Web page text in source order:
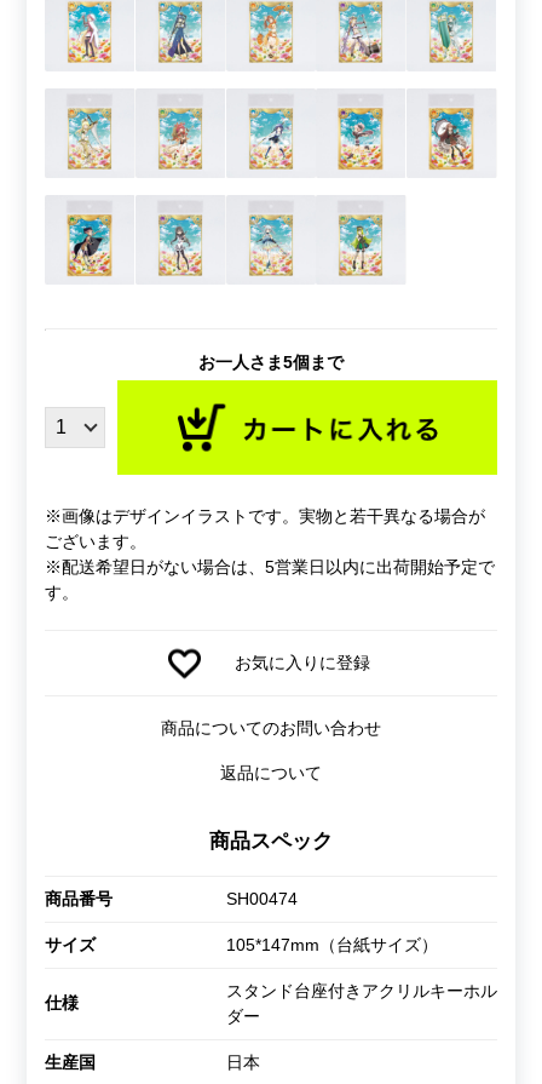
お一人さま5個まで
※画像はデザインイラストです。実物と若干異なる場合が
ございます。
※配送希望日がない場合は、5営業日以内に出荷開始予定で
す。
お気に入りに登録
商品についてのお問い合わせ
返品について
商品スペック
商品番号 SH00474
サイズ 105*147mm（台紙サイズ）
仕様
スタンド台座付きアクリルキーホル
ダー
生産国 日本